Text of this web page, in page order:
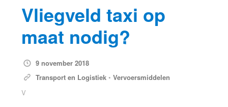
Vliegveld taxi op
maat nodig?
9 november 2018
Transport en Logistiek• Vervoersmiddelen
V